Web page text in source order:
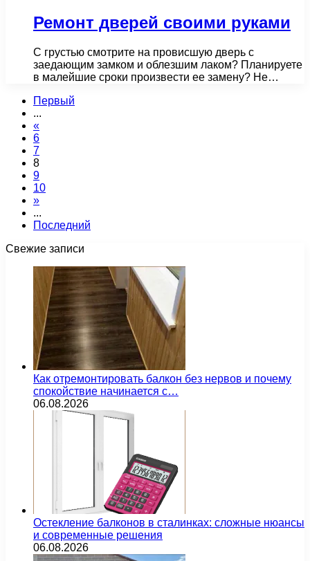
Ремонт дверей своими руками
С грустью смотрите на провисшую дверь с
заедающим замком и облезшим лаком? Планируете
в малейшие сроки произвести ее замену? Не…
Первый
...
«
6
7
8
9
10
»
...
Последний
Свежие записи
Как отремонтировать балкон без нервов и почему
спокойствие начинается с…
06.08.2026
Остекление балконов в сталинках: сложные нюансы
и современные решения
06.08.2026